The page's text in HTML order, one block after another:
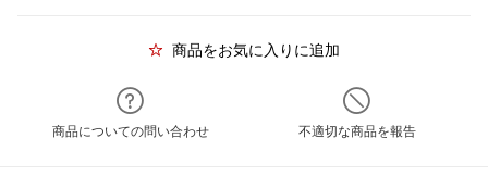
商品をお気に入りに追加
商品についての問い合わせ 不適切な商品を報告